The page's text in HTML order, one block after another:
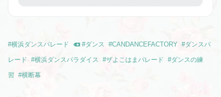
#横浜ダンスパレード #ダンス #CANDANCEFACTORY #ダンスパ
レード #横浜ダンスパラダイス #ザよこはまパレード #ダンスの練
習 #横断幕